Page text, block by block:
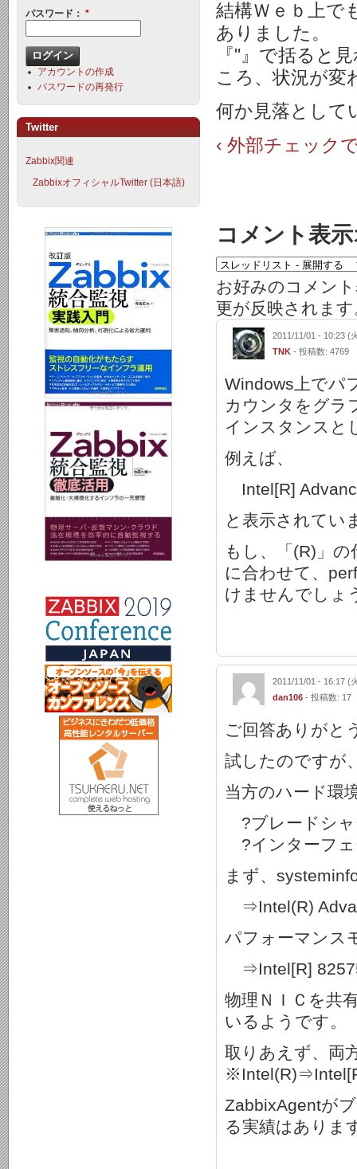
結構Ｗｅｂ上で
ありました。
『"』で括ると
ころ、状況が変
何か見落として
‹ 外部チェック
コメント表
お好みのコメン
更が反映されます
2011/11/01 - 10:23 (
TNK - 投稿数: 4769
Windows上でパ
カウンタをグラ
インスタンスと
例えば、
Intel[R]
と表示されてい
もし、「(R)」
に合わせて、
けませんでしょ
2011/11/01 - 16:17 (
dan106 - 投稿数: 17
ご回答ありがと
試したのですが
当方のハード環
?ブレードシャ
?インターフェ
まず、
⇒Intel(R)
パフォーマンス
⇒Intel[R]
物理ＮＩＣを共
いるようです。
取りあえず、両
ZabbixAgentが
る実績はありま
パスワード： *
アカウントの作成
パスワードの再発行
Twitter
Zabbix関連
ZabbixオフィシャルTwitter (日本語)